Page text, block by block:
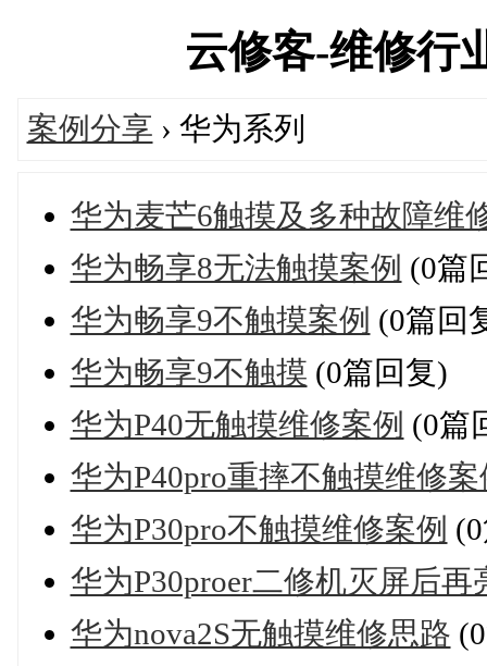
云修客-维修行
案例分享 › 华为系列
华为麦芒6触摸及多种故障维
华为畅享8无法触摸案例 (0篇
华为畅享9不触摸案例 (0篇回
华为畅享9不触摸 (0篇回复)
华为P40无触摸维修案例 (0篇
华为P40pro重摔不触摸维修案
华为P30pro不触摸维修案例
华为P30proer二修机灭屏后
华为nova2S无触摸维修思路